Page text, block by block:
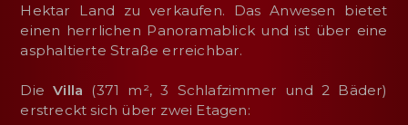
Hektar Land zu verkaufen. Das Anwesen bietet
einen herrlichen Panoramablick und ist über eine
asphaltierte Straße erreichbar.
Die Villa (371 m², 3 Schlafzimmer und 2 Bäder)
erstreckt sich über zwei Etagen: